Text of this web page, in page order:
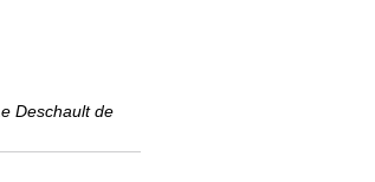
Deschault de